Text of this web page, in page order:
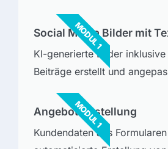
Social Media Bilder mit
KI-generierte Bilder
Beiträge erstellt und
MODUL 1
Angebotserstellung
Kundendaten aus
MODUL 1